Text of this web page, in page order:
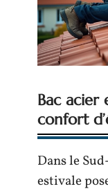
Bac acier
confort
Dans le
estivale